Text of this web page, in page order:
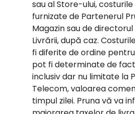
sau al Store-ului,
furnizate de Partenerul
Magazin sau de
Livrării, după caz.
fi diferite de ordine
pot fi determinate de
inclusiv dar nu limitate la
Telecom, valoarea
timpul zilei. Pruna vă va